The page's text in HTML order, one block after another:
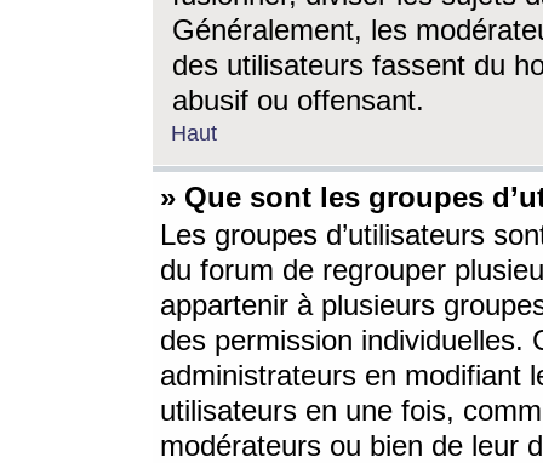
Généralement, les
des utilisateurs fassent du
abusif ou offensant.
Haut
» Que sont les groupes
Les groupes d’utilisateurs
du forum de regrouper
appartenir à plusieurs
des permission individuelles.
administrateurs en modifiant
utilisateurs en une fois,
modérateurs ou bien de leur